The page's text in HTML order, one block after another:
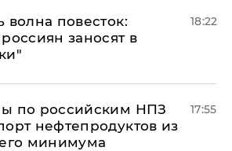
волна повесток:
заносят в
18:22
по российским НПЗ
нефтепродуктов из
минимума
17:55